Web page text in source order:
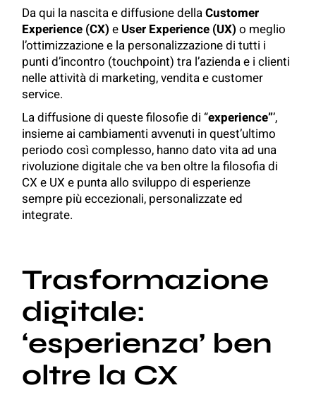
Da qui la nascita e diffusione dellaCustomer
Experience (CX) e User Experience (UX) o meglio
l’ottimizzazione e la personalizzazione di tutti i
punti d’incontro (touchpoint) tra l’azienda e i clienti
nelle attività di marketing, vendita e customer
service.
La diffusione di queste filosofie di “experience”’,
insieme ai cambiamenti avvenuti in quest’ultimo
periodo così complesso, hanno dato vita ad una
rivoluzione digitale che va ben oltre la filosofia di
CX e UX e punta allo sviluppo di esperienze
sempre più eccezionali, personalizzate ed
integrate.
Trasformazione
digitale:
‘esperienza’ ben
oltre la CX